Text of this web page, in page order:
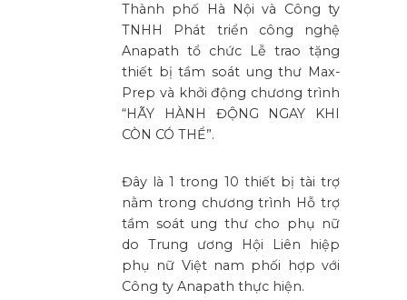
Thành phố Hà Nội và Công ty
TNHH Phát triển công nghệ
Anapath tổ chức Lễ trao tặng
thiết bị tầm soát ung thư Max-
Prep và khởi động chương trình
“HÃY HÀNH ĐỘNG NGAY KHI
CÒN CÓ THỂ”.
Đây là 1 trong 10 thiết bị tài trợ
nằm trong chương trình Hỗ trợ
tầm soát ung thư cho phụ nữ
do Trung ương Hội Liên hiệp
phụ nữ Việt nam phối hợp với
Công ty Anapath thực hiện.